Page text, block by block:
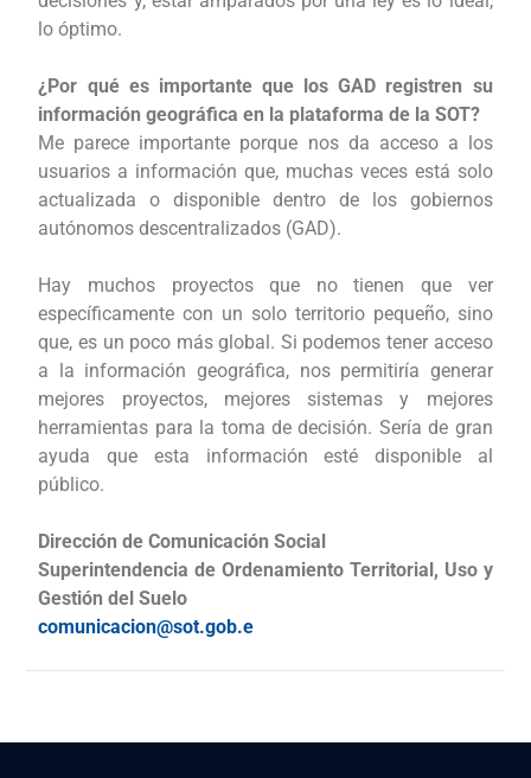
lo óptimo.
¿Por qué es importante que los GAD registren su
información geográfica en la plataforma de la SOT?
Me parece importante porque nos da acceso a los
usuarios a información que, muchas veces está solo
actualizada o disponible dentro de los gobiernos
autónomos descentralizados (GAD).
Hay muchos proyectos que no tienen que ver
específicamente con un solo territorio pequeño, sino
que, es un poco más global. Si podemos tener acceso
a la información geográfica, nos permitiría generar
mejores proyectos, mejores sistemas y mejores
herramientas para la toma de decisión. Sería de gran
ayuda que esta información esté disponible al
público.
Dirección de Comunicación Social
Superintendencia de Ordenamiento Territorial, Uso y
Gestión del Suelo
comunicacion@sot.gob.e